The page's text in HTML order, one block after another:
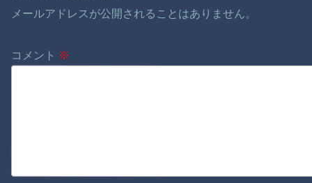
メールアドレスが公開されることはありません。
コメント ※